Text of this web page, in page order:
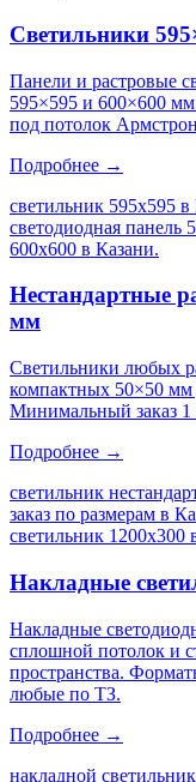
Светильники
Панели и растровые
595×595 и 600×600
под потолок
Подробнее →
светильник 595х595
светодиодная панель
600х600 в Казани.
Нестандартные
мм
Светильники любых
компактных 50×50
Минимальный заказ 1
Подробнее →
светильник
заказ по размерам в
светильник 1200х300
Накладные
Накладные
сплошной потолок и
пространства.
любые по ТЗ.
Подробнее →
накладной